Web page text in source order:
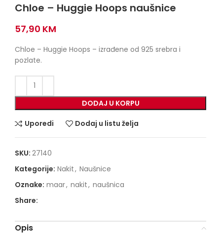
Chloe – Huggie Hoops naušnice
57,90 KM
Chloe – Huggie Hoops – izrađene od 925 srebra i
pozlate.
DODAJ U KORPU
Uporedi Dodaj u listu želja
SKU: 27140
Kategorije: Nakit, Naušnice
Oznake: maar, nakit, naušnica
Share:
Opis